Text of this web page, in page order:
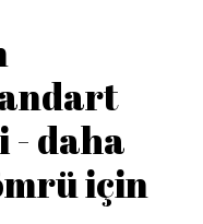
daha
için